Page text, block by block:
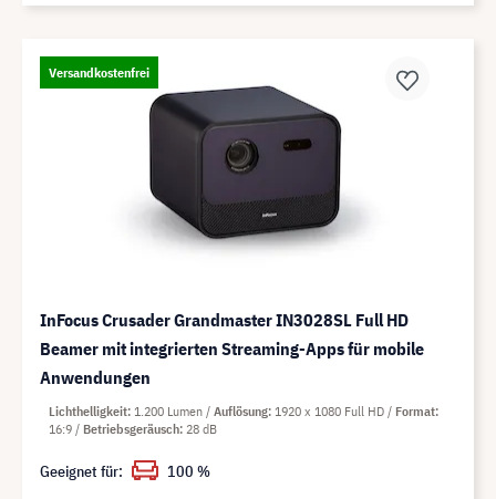
Versandkostenfrei
InFocus Crusader Grandmaster IN3028SL Full HD
Beamer mit integrierten Streaming-Apps für mobile
Anwendungen
Lichthelligkeit 1.200 Lumen Auflösung 1920 x 1080 Full HD
Format
16:9
Betriebsgeräusch 28 dB
Geeignet für: 100 %